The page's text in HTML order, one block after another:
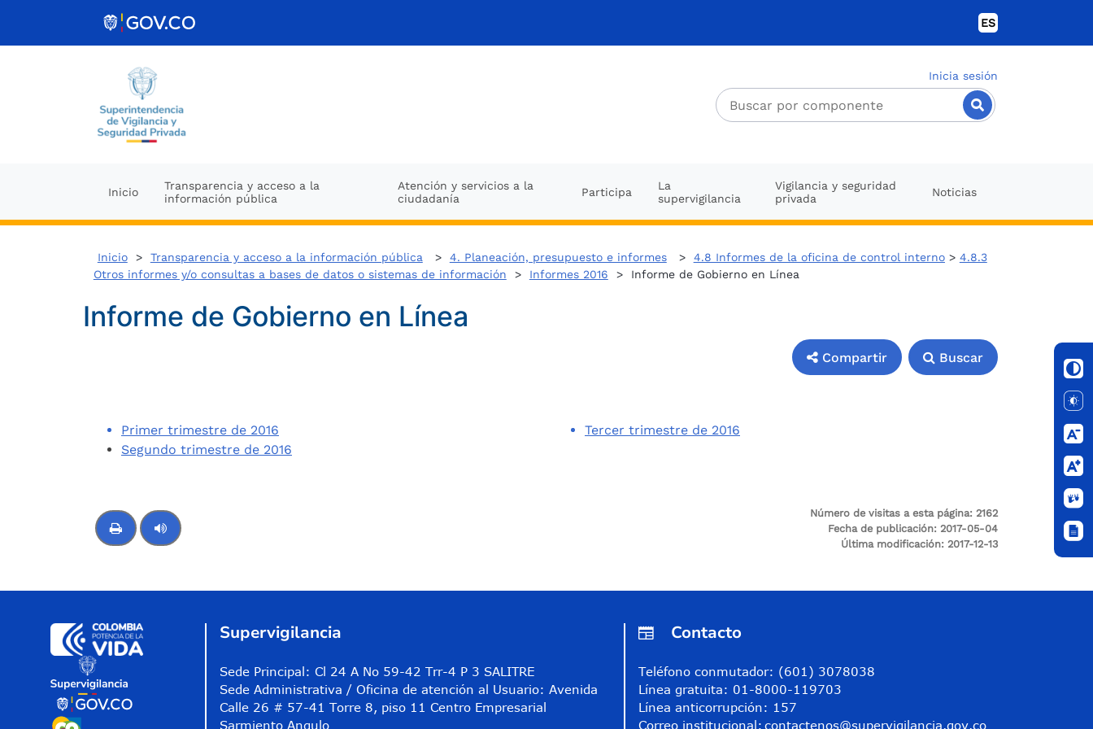
ES
Inicia sesión
Inicio
Transparencia y acceso a la
información pública
Atención y servicios a la
ciudadanía
Participa
La
supervigilancia
Vigilancia y seguridad
privada
Noticias
Inicio> Transparencia y acceso a la información pública > 4. Planeación, presupuesto e informes> 4.8 Informes de la oficina de control interno> 4.8.3
Otros informes y/o consultas a bases de datos o sistemas de información > Informes 2016 > Informe de Gobierno en Línea
Informe de Gobierno en Línea
Compartir Buscar
Primer trimestre de 2016
Segundo trimestre de 2016
Tercer trimestre de 2016
Número de visitas a esta página: 2162
Fecha de publicación: 2017-05-04
Última modificación: 2017-12-13
Supervigilancia
Sede Principal: Cl 24 A No 59-42 Trr-4 P 3 SALITRE
Sede Administrativa / Oficina de atención al Usuario: Avenida
Calle 26 # 57-41 Torre 8, piso 11 Centro Empresarial
Sarmiento Angulo
Contacto
Teléfono conmutador: (601) 3078038
Línea gratuita: 01-8000-119703
Línea anticorrupción: 157
Correo institucional: contactenos@supervigilancia.gov.co